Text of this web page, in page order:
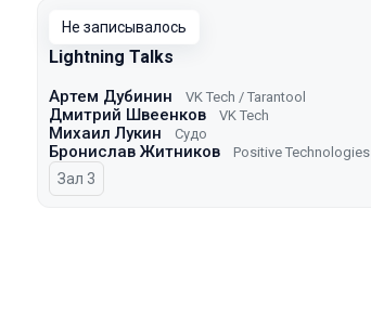
Не записывалось
Lightning Talks
Артем Дубинин VK Tech / Tarantool
Дмитрий Швеенков VK Tech
Михаил Лукин Судо
Бронислав Житников Positive Technologies
Зал 3